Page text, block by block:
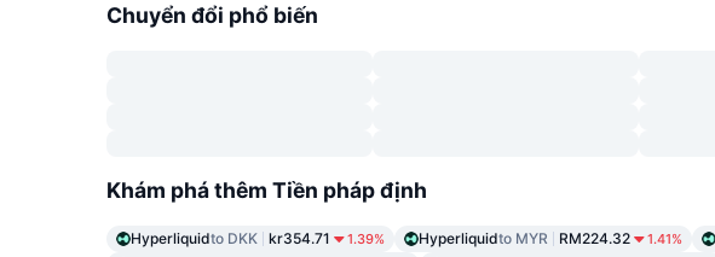
Chuyển đổi phổ biến
Khám phá thêm Tiền pháp định
Hyperliquidto DKK kr354.71 1.39% Hyperliquidto MYR RM224.32 1.41%